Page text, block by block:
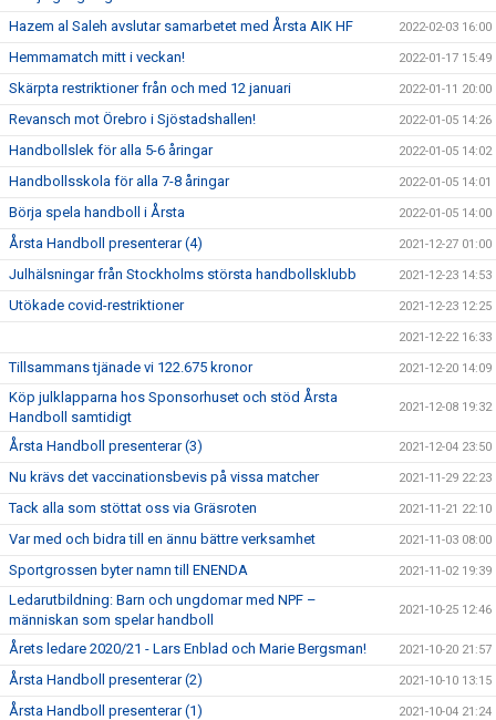
Hazem al Saleh avslutar samarbetet med Årsta AIK HF 2022-02-03 16:00
Hemmamatch mitt i veckan! 2022-01-17 15:49
Skärpta restriktioner från och med 12 januari 2022-01-11 20:00
Revansch mot Örebro i Sjöstadshallen! 2022-01-05 14:26
Handbollslek för alla 5-6 åringar 2022-01-05 14:02
Handbollsskola för alla 7-8 åringar 2022-01-05 14:01
Börja spela handboll i Årsta 2022-01-05 14:00
Årsta Handboll presenterar (4) 2021-12-27 01:00
Julhälsningar från Stockholms största handbollsklubb 2021-12-23 14:53
Utökade covid-restriktioner 2021-12-23 12:25
2021-12-22 16:33
Tillsammans tjänade vi 122.675 kronor 2021-12-20 14:09
Köp julklapparna hos Sponsorhuset och stöd Årsta
Handboll samtidigt
2021-12-08 19:32
Årsta Handboll presenterar (3) 2021-12-04 23:50
Nu krävs det vaccinationsbevis på vissa matcher 2021-11-29 22:23
Tack alla som stöttat oss via Gräsroten 2021-11-21 22:10
Var med och bidra till en ännu bättre verksamhet 2021-11-03 08:00
Sportgrossen byter namn till ENENDA 2021-11-02 19:39
Ledarutbildning: Barn och ungdomar med NPF –
människan som spelar handboll
2021-10-25 12:46
Årets ledare 2020/21 - Lars Enblad och Marie Bergsman! 2021-10-20 21:57
Årsta Handboll presenterar (2) 2021-10-10 13:15
Årsta Handboll presenterar (1) 2021-10-04 21:24